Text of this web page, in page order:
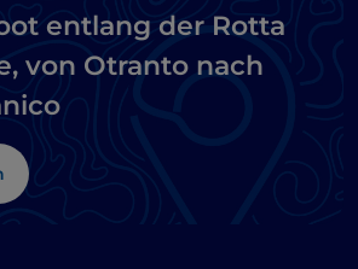
entlang der Rotta
von Otranto nach